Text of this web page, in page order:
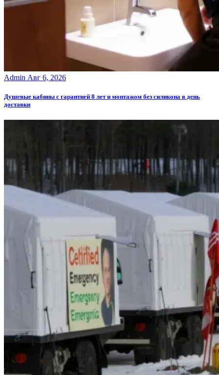
Admin Авг 6, 2026
Душевые кабины с гарантией 8 лет и монтажом без силикона в день
доставки